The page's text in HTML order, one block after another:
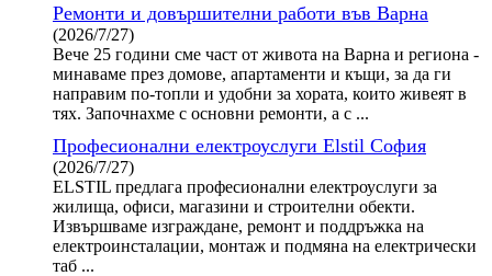
Ремонти и довършителни работи във Варна
(2026/7/27)
Вече 25 години сме част от живота на Варна и региона -
минаваме през домове, апартаменти и къщи, за да ги
направим по-топли и удобни за хората, които живеят в
тях. Започнахме с основни ремонти, а с ...
Професионални електроуслуги Elstil София
(2026/7/27)
ELSTIL предлага професионални електроуслуги за
жилища, офиси, магазини и строителни обекти.
Извършваме изграждане, ремонт и поддръжка на
електроинсталации, монтаж и подмяна на електрически
таб ...